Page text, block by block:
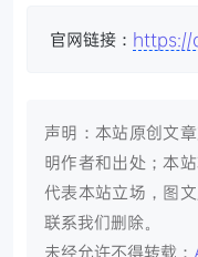
官网链接： https://
声明：本站原创文
明作者和出处；本
代表本站立场，图
联系我们删除。
未经允许不得转载：